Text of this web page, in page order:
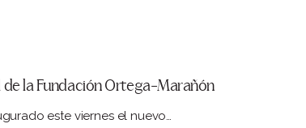
de la Fundación Ortega-Marañón
este viernes el nuevo…